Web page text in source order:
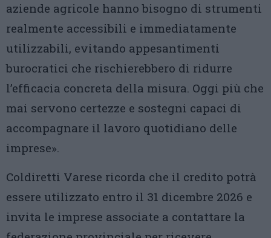
aziende agricole hanno bisogno di strumenti
realmente accessibili e immediatamente
utilizzabili, evitando appesantimenti
burocratici che rischierebbero di ridurre
l’efficacia concreta della misura. Oggi più che
mai servono certezze e sostegni capaci di
accompagnare il lavoro quotidiano delle
imprese».
Coldiretti Varese ricorda che il credito potrà
essere utilizzato entro il 31 dicembre 2026 e
invita le imprese associate a contattare la